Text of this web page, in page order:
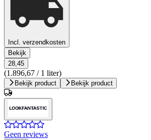
Incl. verzendkosten
Bekijk
28,45
(1.896,67 / 1 liter)
Bekijk product Bekijk product
Geen reviews